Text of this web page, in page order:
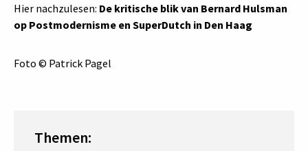
Hier nachzulesen: De kritische blik van Bernard Hulsman
op Postmodernisme en SuperDutch in Den Haag
Foto © Patrick Pagel
Themen: